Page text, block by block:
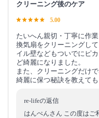
クリーニング後のケア
5.00
たいへん親切・丁寧に作
換気扇をクリーニングし
イル壁などもついでにピ
ど綺麗になりました。
また、クリーニングだけ
綺麗に保つ秘訣を教えて
re-lifeの返信
はんぺんさん この度はご